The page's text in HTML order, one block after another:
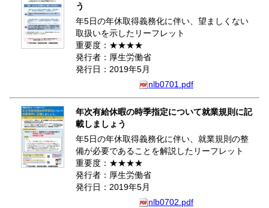
う
年5日の年休取得義務化に伴い、望ましくない
取扱いを示したリーフレット
重要度：★★★★
発行者：厚生労働省
発行日：2019年5月
nlb0701.pdf
年次有給休暇の時季指定について就業規則に記
載しましょう
年5日の年休取得義務化に伴い、就業規則の整
備が必要であることを解説したリーフレット
重要度：★★★★
発行者：厚生労働省
発行日：2019年5月
nlb0702.pdf